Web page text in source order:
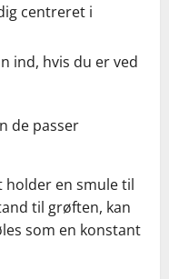
centreret i
ind, hvis du er ved
de passer
holder en smule til
til grøften, kan
som en konstant